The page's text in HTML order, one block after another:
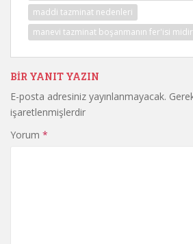
maddi tazminat nedenleri
manevi tazminat boşanmanın fer'isi midir
BIR YANIT YAZIN
E-posta adresiniz yayınlanmayacak.
işaretlenmişlerdir
Yorum *